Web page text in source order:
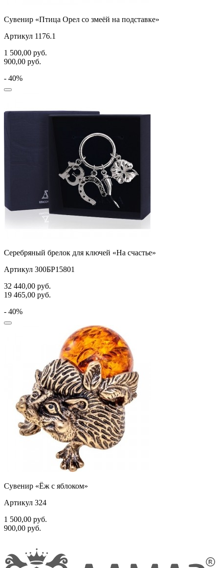
Сувенир «Птица Орел со змеёй на подставке»
Артикул 1176.1
1 500,00 руб.
900,00 руб.
- 40%
Серебряный брелок для ключей «На счастье»
Артикул 300БР15801
32 440,00 руб.
19 465,00 руб.
- 40%
Сувенир «Ёж с яблоком»
Артикул 324
1 500,00 руб.
900,00 руб.